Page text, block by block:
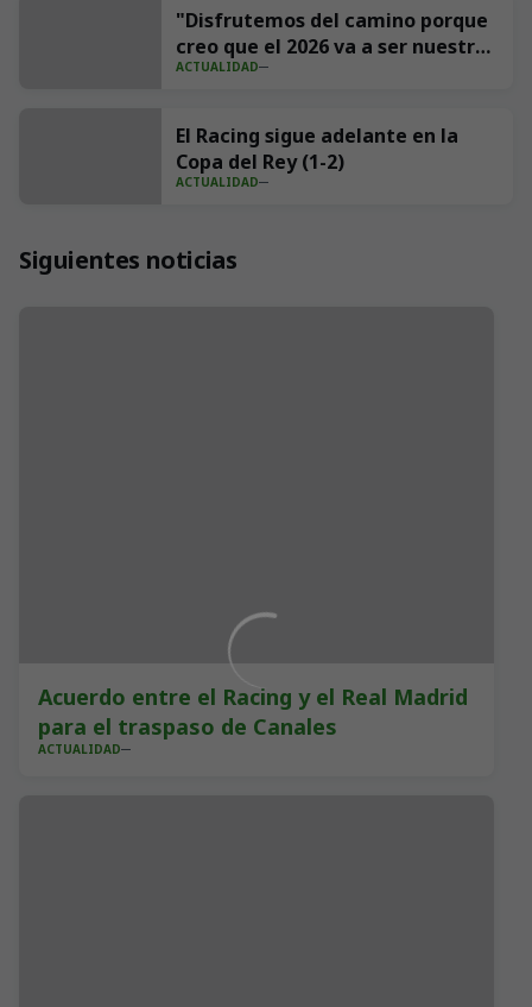
"Disfrutemos del camino porque
creo que el 2026 va a ser nuestro
año"
ACTUALIDAD
El Racing sigue adelante en la
Copa del Rey (1-2)
ACTUALIDAD
Siguientes noticias
Acuerdo entre el Racing y el Real Madrid
para el traspaso de Canales
ACTUALIDAD